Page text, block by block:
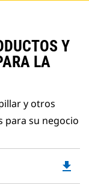
Y
LA
y otros
su negocio
file_download